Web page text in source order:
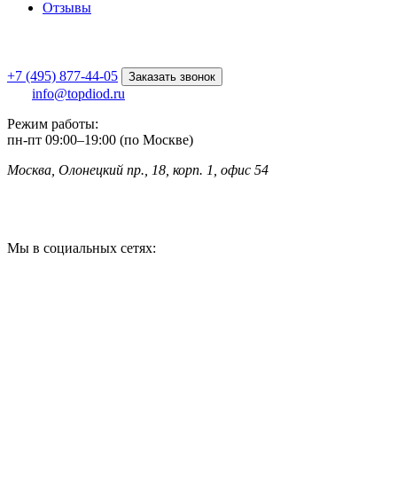
Отзывы
+7 (495) 877-44-05 Заказать звонок
info@topdiod.ru
Режим работы:
пн-пт 09:00–19:00 (по Москве)
Москва, Олонецкий пр., 18, корп. 1, офис 54
Мы в социальных сетях: